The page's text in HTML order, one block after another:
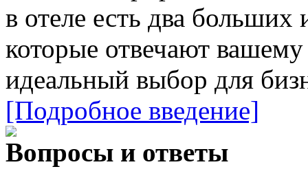
в отеле есть два
которые отвечают
идеальный выбор для
[Подробное введение]
Вопросы и ответы